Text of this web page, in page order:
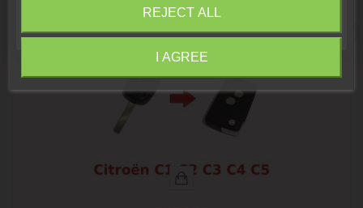
favorite_border
REJECT ALL
I AGREE
Close
Information